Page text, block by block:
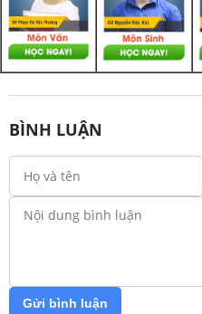
BÌNH LUẬN
Gửi bình luận